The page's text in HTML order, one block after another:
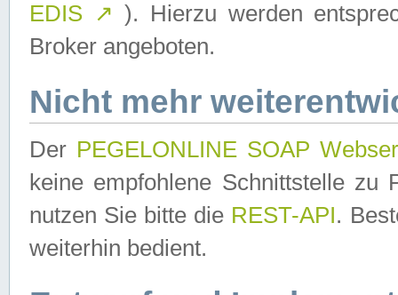
EDIS ↗ ). Hierzu werden
Broker angeboten.
Nicht mehr
Der PEGELONLINE SOAP
keine empfohlene Schnittstelle zu
nutzen Sie bitte die REST-API.
weiterhin bedient.